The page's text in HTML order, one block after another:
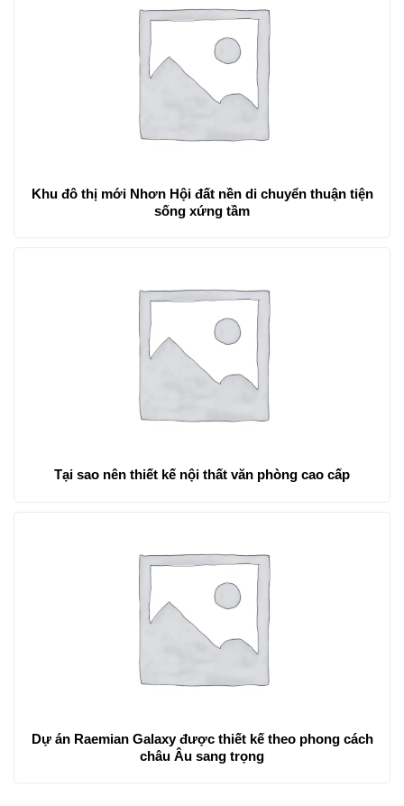
Khu đô thị mới Nhơn Hội đất nền di chuyển thuận tiện
sống xứng tầm
Tại sao nên thiết kế nội thất văn phòng cao cấp
Dự án Raemian Galaxy được thiết kế theo phong cách
châu Âu sang trọng